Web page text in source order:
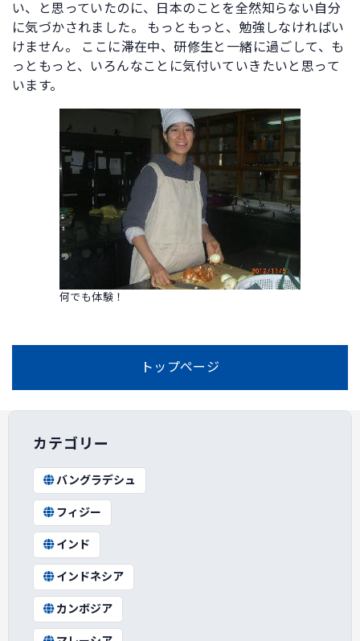
い、と思っていたのに、日本のことを全然知らない自分
に気づかされました。 もっともっと、勉強しなければい
けません。 ここに滞在中、研修生と一緒に過ごして、も
っともっと、いろんなことに気付いていきたいと思って
います。
何でも体験！
トップページ
カテゴリー
バングラデシュ
フィジー
インド
インドネシア
カンボジア